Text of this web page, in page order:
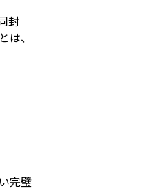
封
、
完璧